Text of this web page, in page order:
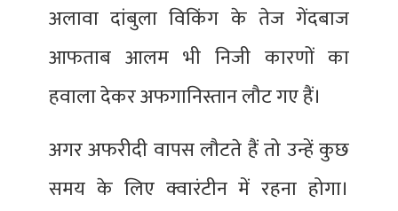
अलावा दांबुला विकिंग के तेज गेंदबाज
आफताब आलम भी निजी कारणों का
हवाला देकर अफगानिस्तान लौट गए हैं।
अगर अफरीदी वापस लौटते हैं तो उन्हें कुछ
समय के लिए क्वारंटीन में रहना होगा।